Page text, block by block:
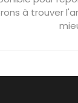
Signification des
à trouver